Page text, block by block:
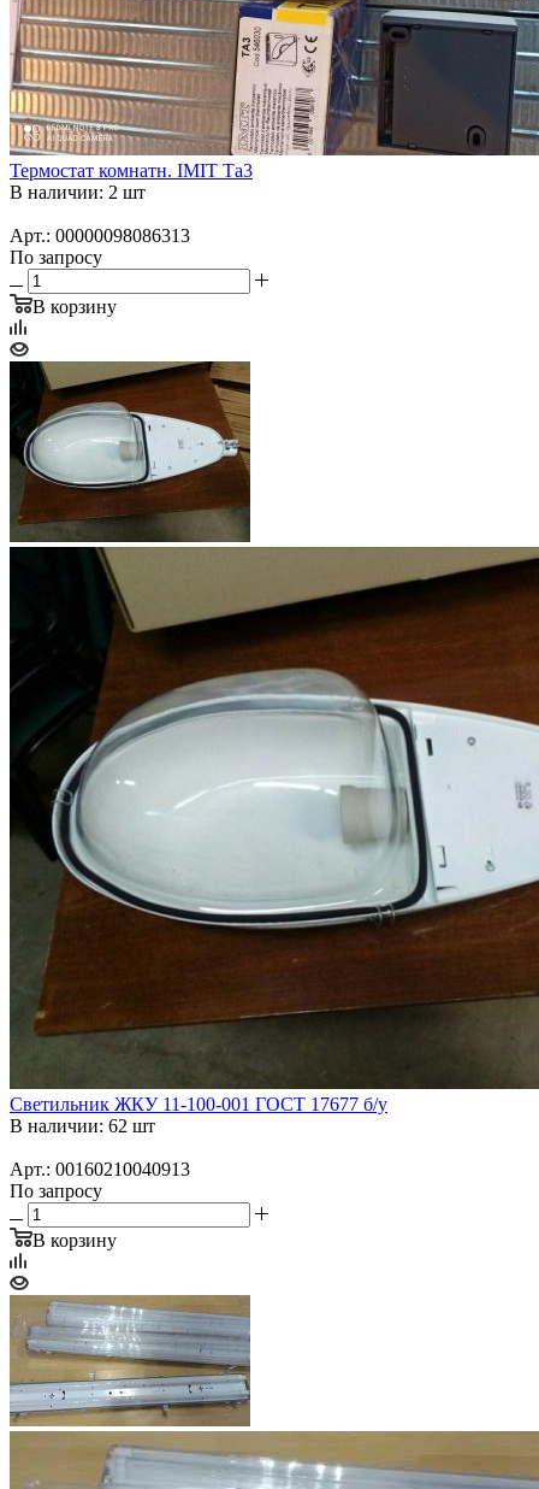
Термостат комнатн. IМIТ Та3
В наличии: 2 шт
Арт.: 00000098086313
По запросу
В корзину
Светильник ЖКУ 11-100-001 ГОСТ 17677 б/у
В наличии: 62 шт
Арт.: 00160210040913
По запросу
В корзину